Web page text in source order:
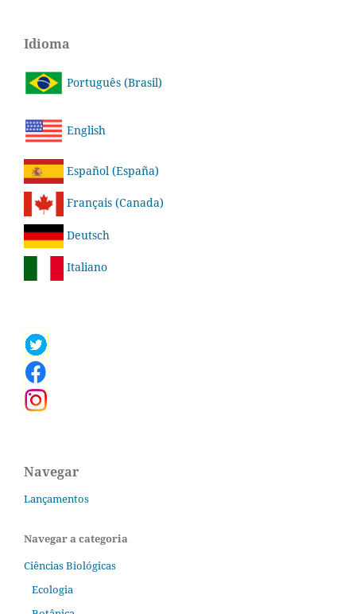
Idioma
Português (Brasil)
English
Español (España)
Français (Canada)
Deutsch
Italiano
Navegar
Lançamentos
Navegar a categoria
Ciências Biológicas
Ecologia